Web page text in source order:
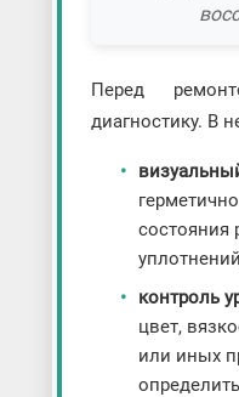
Перед
диагностику. В
состояния
контроль
цвет,
или иных